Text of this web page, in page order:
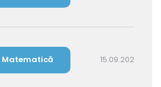
Matematică 15.09.2026 16:00